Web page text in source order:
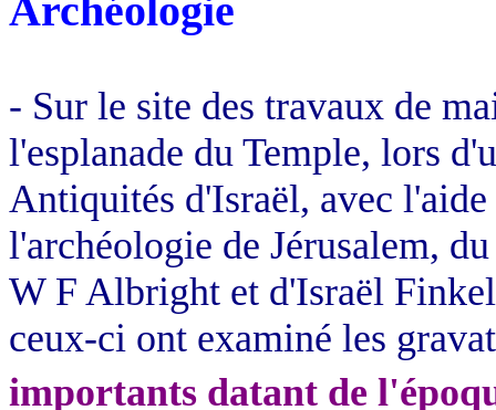
Archéologie
- Sur le site des travaux de
l'esplanade du Temple, lors
Antiquités d'Israël, avec
l'archéologie de Jérusalem,
W F Albright et d'Israël
ceux-ci ont examiné les
importants datant de